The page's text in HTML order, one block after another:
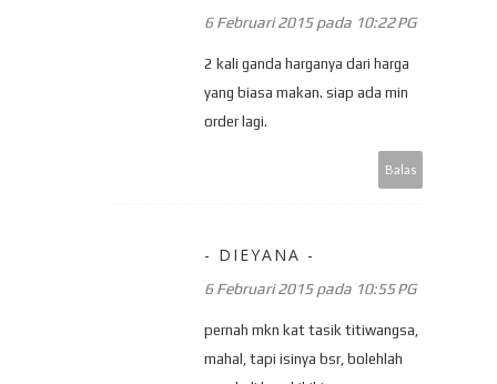
6 Februari 2015 pada 10:22 PG
2 kali ganda harganya dari harga
yang biasa makan. siap ada min
order lagi.
Balas
- DIEYANA -
6 Februari 2015 pada 10:55 PG
pernah mkn kat tasik titiwangsa,
mahal, tapi isinya bsr, bolehlah